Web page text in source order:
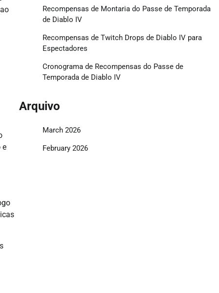
e
Recompensas de Montaria do Passe de Temporada
de Diablo IV
Recompensas de Twitch Drops de Diablo IV para
Espectadores
Cronograma de Recompensas do Passe de
Temporada de Diablo IV
Arquivo
March 2026
February 2026